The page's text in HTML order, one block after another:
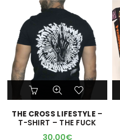
être
choisies
sur
la
page
du
produit
Ce
produit
plusieurs
variations.
Les
THE CROSS LIFESTYLE –
T-SHIRT – THE FUCK
30.00€